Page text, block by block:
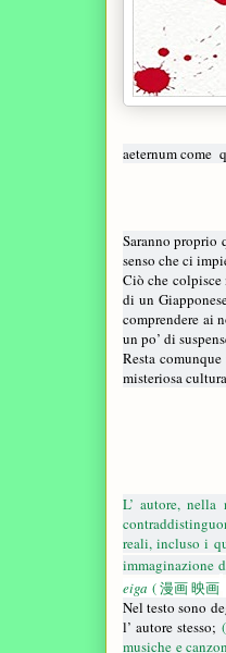
aeternum come
Saranno proprio
senso che ci
Ciò che colpisce
di un
comprendere ai
un po’ di
Resta
misteriosa
L’ autore,
reali, incluso i
immaginazione
eiga (漫画映画
Nel testo sono
l’ autore stesso;
musiche e